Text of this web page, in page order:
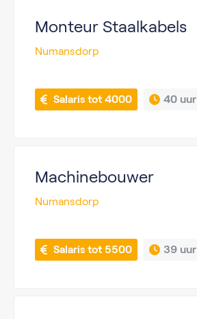
Monteur Staalkabels
Numansdorp
Salaris tot 4000 40 uur
Machinebouwer
Numansdorp
Salaris tot 5500 39 uur